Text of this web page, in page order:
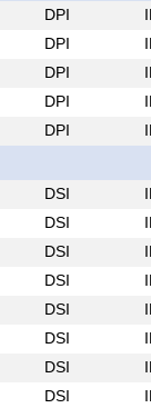
DPI
DPI
DPI
DPI
DPI
DSI
DSI
DSI
DSI
DSI
DSI
DSI
DSI